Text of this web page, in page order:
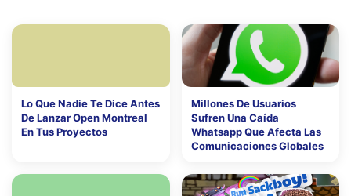
Lo Que Nadie Te Dice Antes
De Lanzar Open Montreal
En Tus Proyectos
Millones De Usuarios
Sufren Una Caída
Whatsapp Que Afecta Las
Comunicaciones Globales